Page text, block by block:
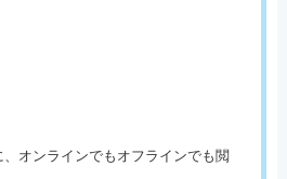
オンラインでもオフラインでも閲